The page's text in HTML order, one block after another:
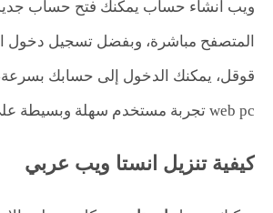
ويب انشاء حساب يمكنك فتح حساب
المتصفح مباشرة، وبفضل تسجيل دخول
web pc تجربة مستخدم سهلة وبسيطة على جهاز الكمبيوتر.
كيفية تنزيل انستا ويب عربي